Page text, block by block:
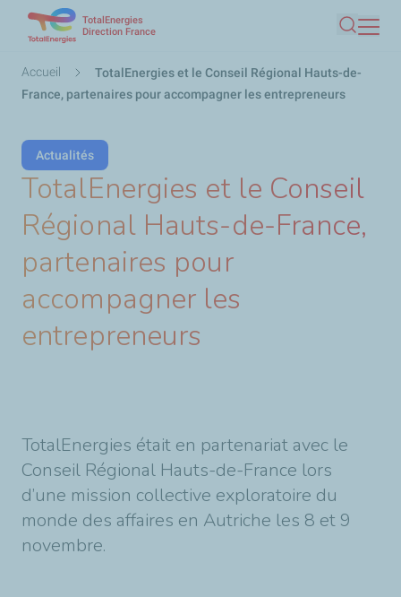
contenu
principal
TotalEnergies
Direction France
Fil
d'Ariane
Accueil
TotalEnergies et le Conseil Régional Hauts-de-
France, partenaires pour accompagner les entrepreneurs
Actualités
TotalEnergies et le Conseil
Régional Hauts-de-France,
partenaires pour
accompagner les
entrepreneurs
TotalEnergies était en partenariat avec le
Conseil Régional Hauts-de-France lors
d’une mission collective exploratoire du
monde des affaires en Autriche les 8 et 9
novembre.